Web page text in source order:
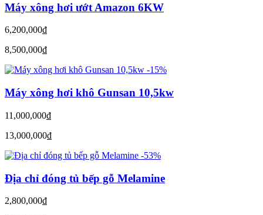
Máy xông hơi ướt Amazon 6KW
6,200,000đ
8,500,000đ
-15%
Máy xông hơi khô Gunsan 10,5kw
11,000,000đ
13,000,000đ
-53%
Địa chỉ đóng tủ bếp gỗ Melamine
2,800,000đ